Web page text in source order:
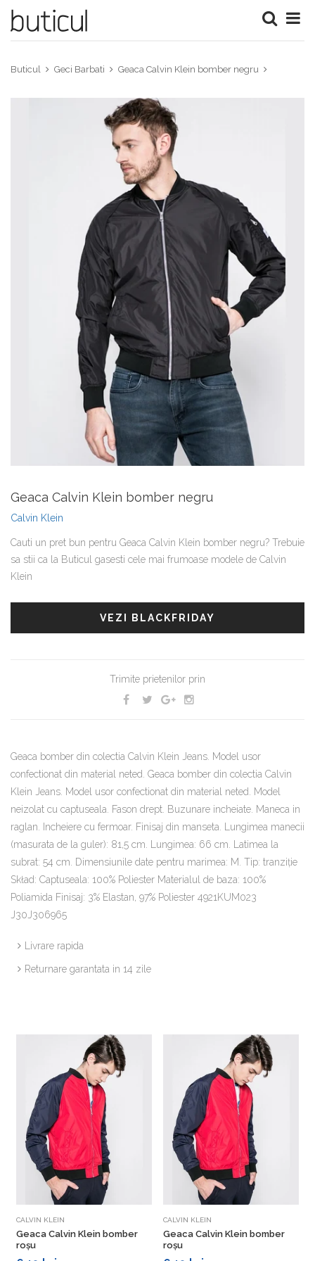
Buticul Geci Barbati Geaca Calvin Klein bomber negru
Geaca Calvin Klein bomber negru
Calvin Klein
Cauti un pret bun pentru Geaca Calvin Klein bomber negru? Trebuie
sa stii ca la Buticul gasesti cele mai frumoase modele de Calvin
Klein
VEZI BLACKFRIDAY
Trimite prietenilor prin
Geaca bomber din colectia Calvin Klein Jeans. Model usor
confectionat din material neted. Geaca bomber din colectia Calvin
Klein Jeans. Model usor confectionat din material neted. Model
neizolat cu captuseala. Fason drept. Buzunare incheiate. Maneca in
raglan. Incheiere cu fermoar. Finisaj din manseta. Lungimea manecii
(masurata de la guler): 81,5 cm. Lungimea: 66 cm. Latimea la
subrat: 54 cm. Dimensiunile date pentru marimea: M. Tip: tranziţie
Skład: Captuseala: 100% Poliester Materialul de baza: 100%
Poliamida Finisaj: 3% Elastan, 97% Poliester 4921KUM023
J30J306965
Livrare rapida
Returnare garantata in 14 zile
CALVIN KLEIN
Geaca Calvin Klein bomber
roșu
CALVIN KLEIN
Geaca Calvin Klein bomber
roșu